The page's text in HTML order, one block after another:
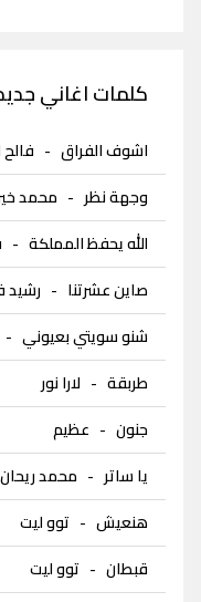
كلمات اغاني جديدة
اشوف الفراق -
وجهة نظر - محمد
الله يحفظ المملكة -
صاين عشرتنا - رشيد
شنو سويتي بعيوني -
طربقة - لارا نور
جنون - عظيم
يا ساتر - محمد ريحان
هنعيش - توو ليت
قبطان - توو ليت